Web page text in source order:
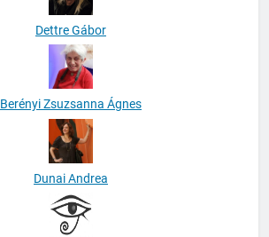
Dettre Gábor
Berényi Zsuzsanna Ágnes
Dunai Andrea